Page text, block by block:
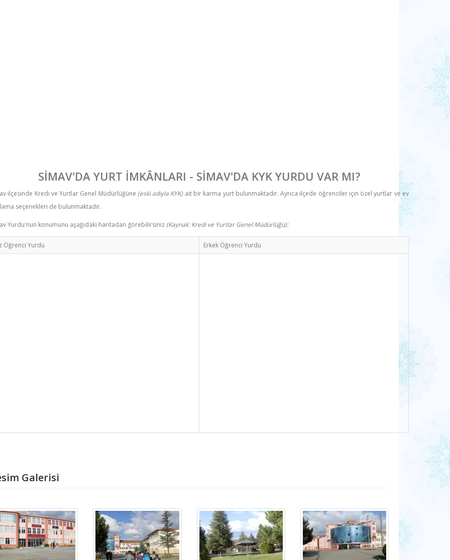
SİMAV'DA YURT İMKÂNLARI - SİMAV'DA KYK YURDU VAR MI?
ilçesinde Kredi ve Yurtlar Genel Müdürlüğüne (eski adıyla KYK) ait bir karma yurt bulunmaktadır. Ayrıca ilçede öğrenciler için özel yurtlar ve ev
seçenekleri de bulunmaktadır.
Yurdu'nun konumunu aşağıdaki haritadan görebilirsiniz (Kaynak: Kredi ve Yurtlar Genel Müdürlüğü):
Öğrenci Yurdu Erkek Öğrenci Yurdu
Galerisi